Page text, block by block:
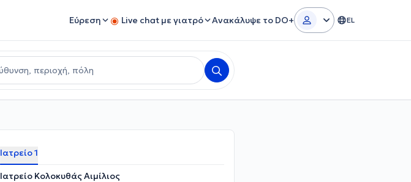
Εύρεση Live chat με γιατρό Ανακάλυψε το DO+ EL
Ιατρείο 1
Ιατρείο Κολοκυθάς Αιμίλιος